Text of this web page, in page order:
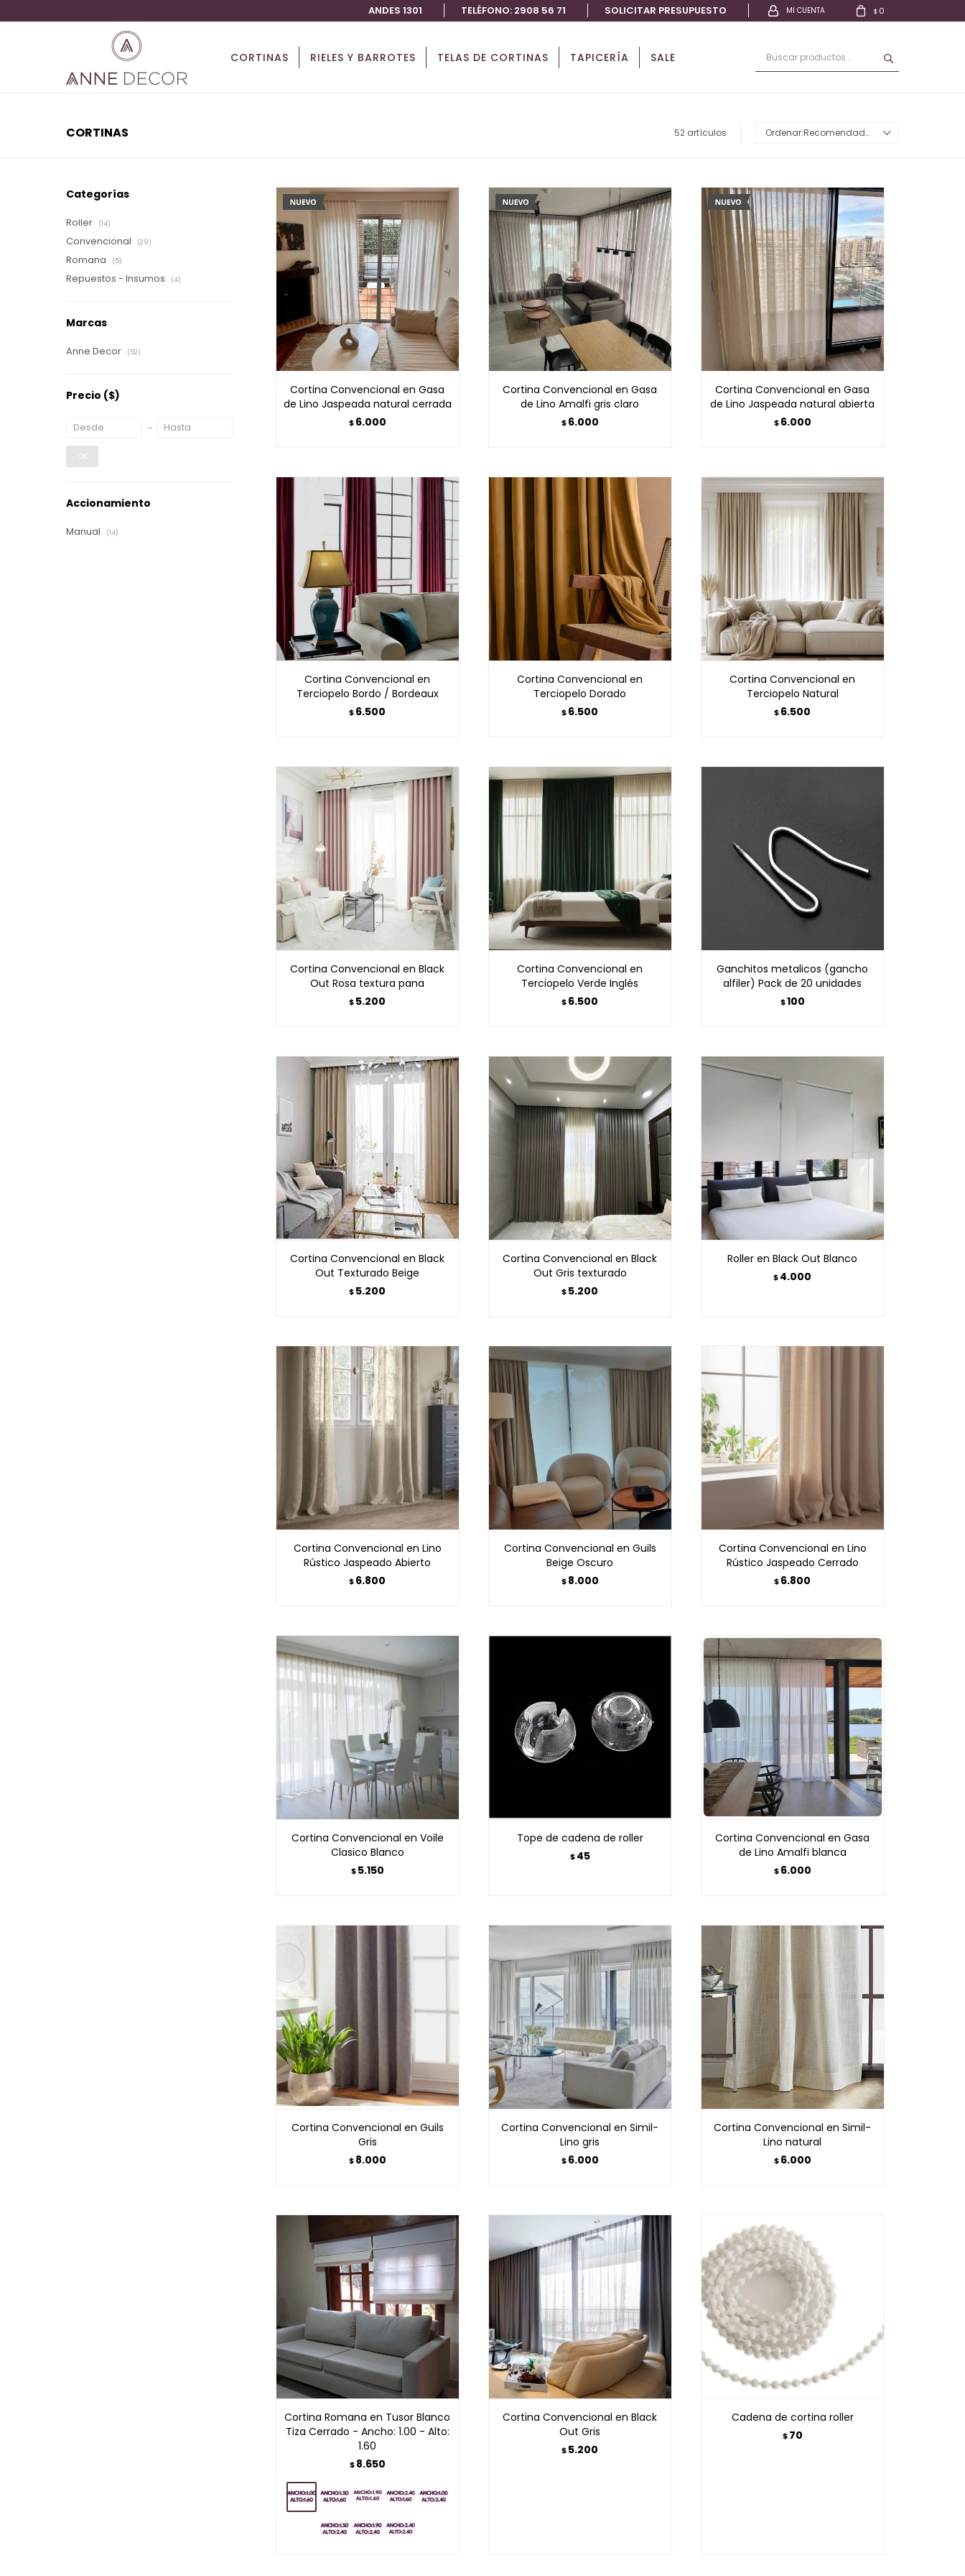
CORTINAS RIELES Y BARROTES TELAS DE CORTINAS TAPICERÍA SALE
$ 0
ANDES 1301 TELÉFONO: 2908 56 71 SOLICITAR PRESUPUESTO
CORTINAS 52 artículos Recomendados
Cortina Convencional en Gasa
de Lino Jaspeada natural cerrada
$6.000
Cortina Convencional en Gasa
de Lino Amalfi gris claro
$6.000
Cortina Convencional en Gasa
de Lino Jaspeada natural abierta
$6.000
Cortina Convencional en
Terciopelo Bordo / Bordeaux
$6.500
Cortina Convencional en
Terciopelo Dorado
$6.500
Cortina Convencional en
Terciopelo Natural
$6.500
Cortina Convencional en Black
Out Rosa textura pana
$5.200
Cortina Convencional en
Terciopelo Verde Inglés
$6.500
Ganchitos metalicos (gancho
alfiler) Pack de 20 unidades
$100
Cortina Convencional en Black
Out Texturado Beige
$5.200
Cortina Convencional en Black
Out Gris texturado
$5.200
Roller en Black Out Blanco
$4.000
Cortina Convencional en Lino
Rústico Jaspeado Abierto
$6.800
Cortina Convencional en Guils
Beige Oscuro
$8.000
Cortina Convencional en Lino
Rústico Jaspeado Cerrado
$6.800
Cortina Convencional en Voile
Clasico Blanco
$5.150
Tope de cadena de roller
$45
Cortina Convencional en Gasa
de Lino Amalfi blanca
$6.000
Cortina Convencional en Guils
Gris
$8.000
Cortina Convencional en Simil-
Lino gris
$6.000
Cortina Convencional en Simil-
Lino natural
$6.000
Cortina Romana en Tusor Blanco
Tiza Cerrado - Ancho: 1.00 - Alto:
1.60
$8.650
Cortina Convencional en Black
Out Gris
$5.200
Cadena de cortina roller
$70
Categorías
Roller (14)
Convencional (29)
Romana (5)
Repuestos - Insumos (4)
Marcas
Anne Decor (52)
Precio ($)
OK
Accionamiento
Manual (14)